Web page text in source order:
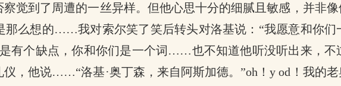
觉到了周遭的一丝异样。但他心思十分的细腻且敏感，并非
那么想的……我对索尔笑了笑后转头对洛基说：“我愿意和你
有个缺点，你和你们是一个词……也不知道他听没听出来，
，他说……“洛基·奥丁森，来自阿斯加德。”oh！y od！我的